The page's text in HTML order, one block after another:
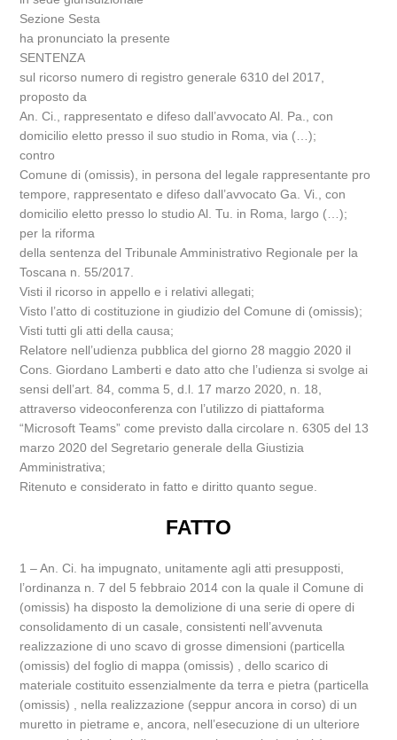
Sezione Sesta
ha pronunciato la presente
SENTENZA
sul ricorso numero di registro generale 6310 del 2017,
proposto da
An. Ci., rappresentato e difeso dall’avvocato Al. Pa., con
domicilio eletto presso il suo studio in Roma, via (…);
contro
Comune di (omissis), in persona del legale rappresentante pro
tempore, rappresentato e difeso dall’avvocato Ga. Vi., con
domicilio eletto presso lo studio Al. Tu. in Roma, largo (…);
per la riforma
della sentenza del Tribunale Amministrativo Regionale per la
Toscana n. 55/2017.
Visti il ricorso in appello e i relativi allegati;
Visto l’atto di costituzione in giudizio del Comune di (omissis);
Visti tutti gli atti della causa;
Relatore nell’udienza pubblica del giorno 28 maggio 2020 il
Cons. Giordano Lamberti e dato atto che l’udienza si svolge ai
sensi dell’art. 84, comma 5, d.l. 17 marzo 2020, n. 18,
attraverso videoconferenza con l’utilizzo di piattaforma
“Microsoft Teams” come previsto dalla circolare n. 6305 del 13
marzo 2020 del Segretario generale della Giustizia
Amministrativa;
Ritenuto e considerato in fatto e diritto quanto segue.
FATTO
1 – An. Ci. ha impugnato, unitamente agli atti presupposti,
l’ordinanza n. 7 del 5 febbraio 2014 con la quale il Comune di
(omissis) ha disposto la demolizione di una serie di opere di
consolidamento di un casale, consistenti nell’avvenuta
realizzazione di uno scavo di grosse dimensioni (particella
(omissis) del foglio di mappa (omissis) , dello scarico di
materiale costituito essenzialmente da terra e pietra (particella
(omissis) , nella realizzazione (seppur ancora in corso) di un
muretto in pietrame e, ancora, nell’esecuzione di un ulteriore